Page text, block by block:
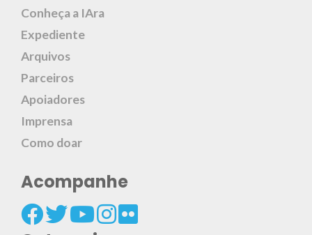
Conheça a IAra
Expediente
Arquivos
Parceiros
Apoiadores
Imprensa
Como doar
Acompanhe